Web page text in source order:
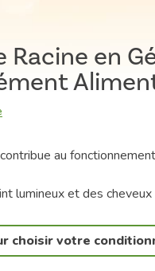
Racine en
au
lumineux et des cheveux
choisir votre